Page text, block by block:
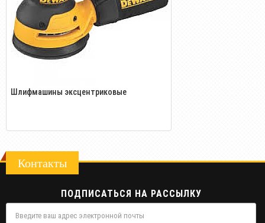
Шлифмашины эксцентриковые
Контакты
ПОДПИСАТЬСЯ НА РАССЫЛКУ